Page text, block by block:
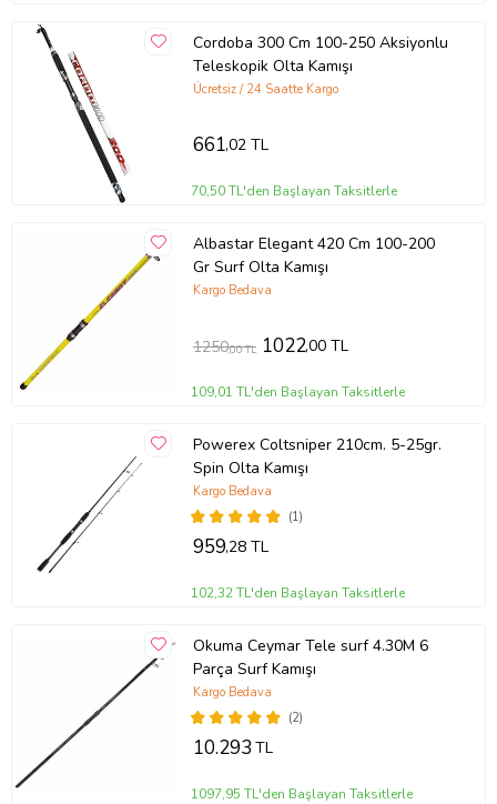
Cordoba 300 Cm 100-250 Aksiyonlu
Teleskopik Olta Kamışı
Ücretsiz / 24 Saatte Kargo
661,02 TL
70,50 TL'den Başlayan Taksitlerle
Albastar Elegant 420 Cm 100-200
Gr Surf Olta Kamışı
Kargo Bedava
1250,00 TL 1022,00 TL
109,01 TL'den Başlayan Taksitlerle
Powerex Coltsniper 210cm. 5-25gr.
Spin Olta Kamışı
(1)
Kargo Bedava
959,28 TL
102,32 TL'den Başlayan Taksitlerle
Okuma Ceymar Tele surf 4.30M 6
Parça Surf Kamışı
(2)
Kargo Bedava
10.293TL
1097,95 TL'den Başlayan Taksitlerle